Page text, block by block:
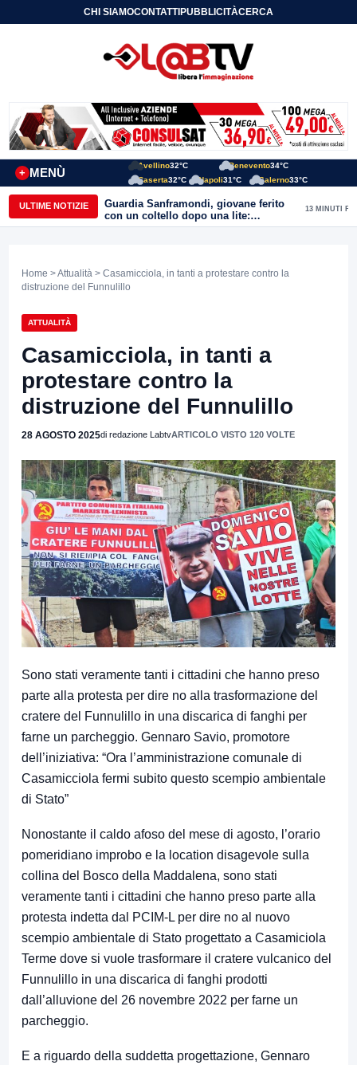
CHI SIAMOCONTATTIPUBBLICITÀCERCA
MENÙ
+
Avellino32°C Benevento34°C
Caserta32°C Napoli31°C Salerno33°C
ULTIME NOTIZIE
Guardia Sanframondi, giovane ferito
con un coltello dopo una lite:
individuato il presunto autore
13 MINUTI FA
Home >Attualità > Casamicciola, in tanti a protestare contro la
distruzione del Funnulillo
ATTUALITÀ
Casamicciola, in tanti a
protestare contro la
distruzione del Funnulillo
28 AGOSTO 2025di redazione LabtvARTICOLO VISTO 120 VOLTE
Sono stati veramente tanti i cittadini che hanno preso
parte alla protesta per dire no alla trasformazione del
cratere del Funnulillo in una discarica di fanghi per
farne un parcheggio. Gennaro Savio, promotore
dell’iniziativa: “Ora l’amministrazione comunale di
Casamicciola fermi subito questo scempio ambientale
di Stato”
Nonostante il caldo afoso del mese di agosto, l’orario
pomeridiano improbo e la location disagevole sulla
collina del Bosco della Maddalena, sono stati
veramente tanti i cittadini che hanno preso parte alla
protesta indetta dal PCIM-L per dire no al nuovo
scempio ambientale di Stato progettato a Casamiciola
Terme dove si vuole trasformare il cratere vulcanico del
Funnulillo in una discarica di fanghi prodotti
dall’alluvione del 26 novembre 2022 per farne un
parcheggio.
E a riguardo della suddetta progettazione, Gennaro